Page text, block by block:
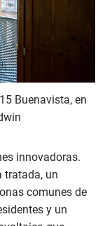
Buenavista, en
innovadoras.
tratada, un
comunes de
y un